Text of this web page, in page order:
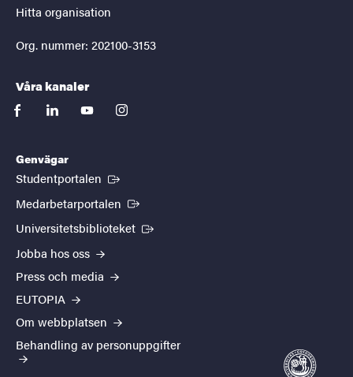
Hitta organisation
Org. nummer: 202100-3153
Våra kanaler
facebooklinkedinyoutubeinstagram
Genvägar
Studentportalen (Extern länk)
Medarbetarportalen (Extern länk)
Universitetsbiblioteket (Extern länk)
Jobba hos oss
Press och media
EUTOPIA
Om webbplatsen
Behandling av personuppgifter